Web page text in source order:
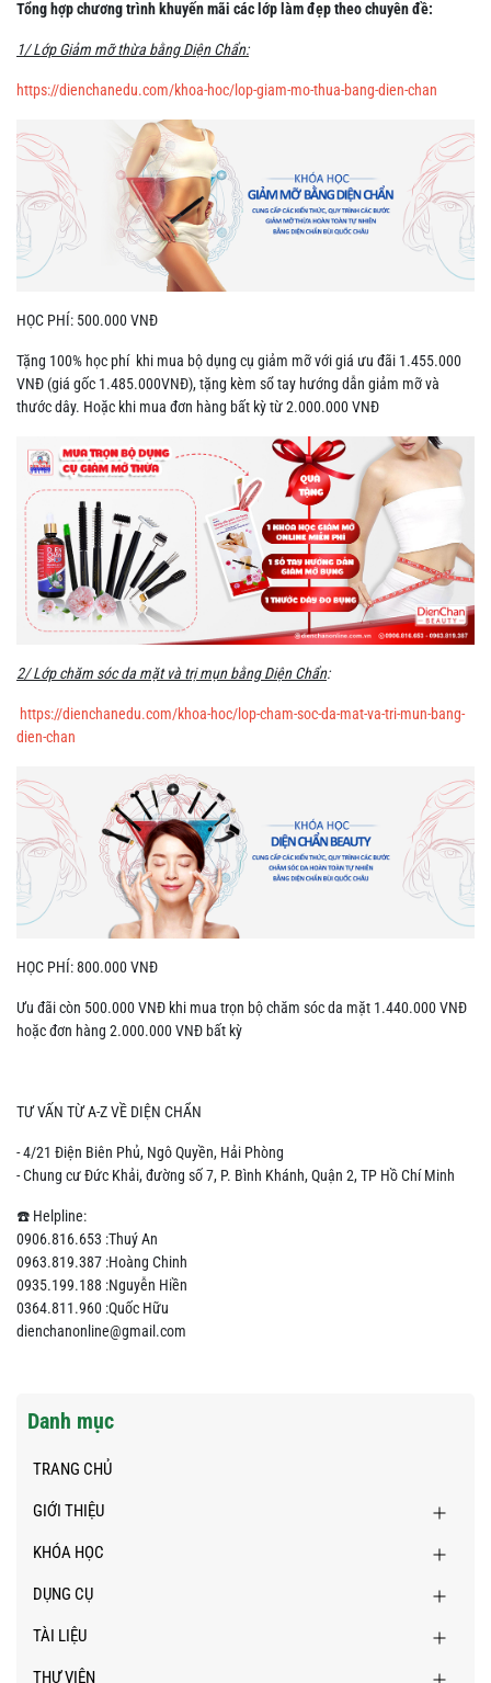
Tổng hợp chương trình khuyến mãi các lớp làm đẹp theo chuyên đề:
1/ Lớp Giảm mỡ thừa bằng Diện Chẩn:
https://dienchanedu.com/khoa-hoc/lop-giam-mo-thua-bang-dien-chan
HỌC PHÍ: 500.000 VNĐ
Tặng 100% học phí khi mua bộ dụng cụ giảm mỡ với giá ưu đãi 1.455.000
VNĐ (giá gốc 1.485.000VNĐ), tặng kèm sổ tay hướng dẫn giảm mỡ và
thước dây. Hoặc khi mua đơn hàng bất kỳ từ 2.000.000 VNĐ
2/ Lớp chăm sóc da mặt và trị mụn bằng Diện Chẩn:
https://dienchanedu.com/khoa-hoc/lop-cham-soc-da-mat-va-tri-mun-bang-
dien-chan
HỌC PHÍ: 800.000 VNĐ
Ưu đãi còn 500.000 VNĐ khi mua trọn bộ chăm sóc da mặt 1.440.000 VNĐ
hoặc đơn hàng 2.000.000 VNĐ bất kỳ
TƯ VẤN TỪ A-Z VỀ DIỆN CHẨN
- 4/21 Điện Biên Phủ, Ngô Quyền, Hải Phòng
- Chung cư Đức Khải, đường số 7, P. Bình Khánh, Quận 2, TP Hồ Chí Minh
☎️ Helpline:
0906.816.653 :Thuý An
0963.819.387 :Hoàng Chinh
0935.199.188 :Nguyễn Hiền
0364.811.960 :Quốc Hữu
dienchanonline@gmail.com
Danh mục
TRANG CHỦ
GIỚI THIỆU
KHÓA HỌC
DỤNG CỤ
TÀI LIỆU
THƯ VIỆN